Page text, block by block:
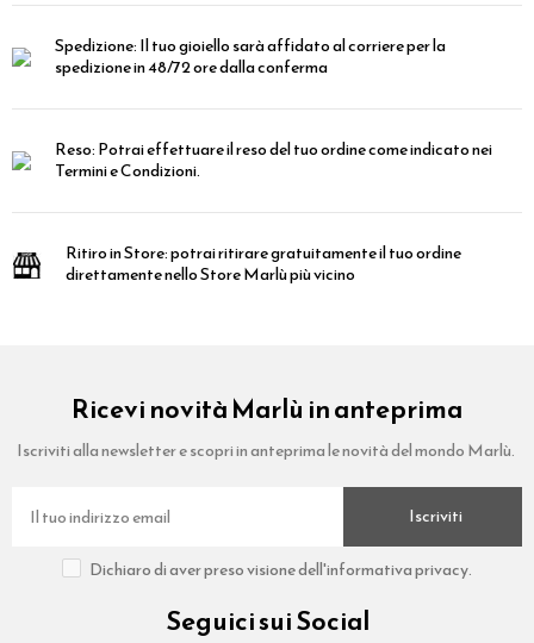
Spedizione:Il tuo gioiello sarà affidato al corriere per la
spedizione in 48/72 ore dalla conferma
Reso:Potrai effettuare il reso del tuo ordine come indicato nei
Termini e Condizioni.
Ritiro in Store:potrai ritirare gratuitamente il tuo ordine
direttamente nello Store Marlù più vicino
Ricevi novità Marlù in anteprima
Iscriviti alla newsletter e scopri in anteprima le novità del mondo Marlù.
Iscriviti
Dichiaro di aver preso visione dell'informativa privacy.
Seguici sui Social